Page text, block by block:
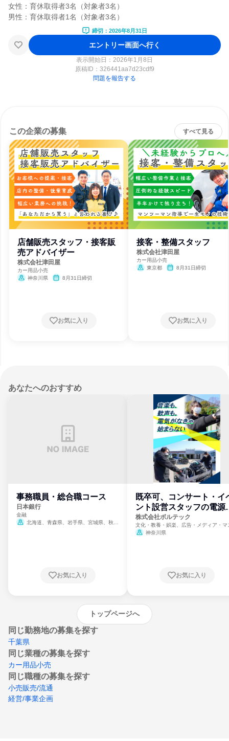
女性：育休取得者3名（対象者3名）
締切：2026年8月31日
エントリー画面へ行く
表示開始日：2026年1月8日
原稿ID： 326441aa7d23cdf9
問題を報告する
この企業の募集 すべて見る
店舗販売スタッフ・接客販
売アドバイザー
株式会社津田屋
カー用品小売
神奈川県
8月31日締切
お気に入り
接客・整備スタッフ
株式会社津田屋
カー用品小売
東京都
8月31日締切
お気に入り
あなたへのおすすめ
事務職員・総合職コース
日本銀行
金融
北海道、青森県、岩手県、宮城県、秋田
崎県、熊本県、大分県、宮崎県、鹿児島県、
お気に入り
既卒可、コンサート・イ
ント設営スタッフの電源
門
株式会社ボルテック
文化・教養・娯楽、広告・メディア・マ
ミ、電力・ガス・水道・エネルギー
神奈川県
お気に入り
トップページへ
同じ勤務地の募集を探す
千葉県
同じ業種の募集を探す
カー用品小売
同じ職種の募集を探す
小売販売/流通
経営/事業企画